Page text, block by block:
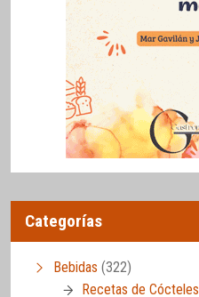
Categorías
Bebidas (322)
Recetas de Cócteles